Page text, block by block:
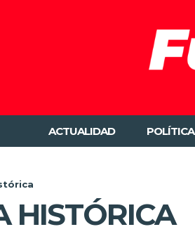
ACTUALIDAD POLÍTICA
HISTÓRICA